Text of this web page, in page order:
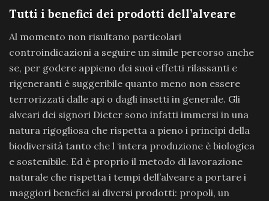
Tutti i benefici dei prodotti dell’alveare
Al momento non risultano particolari
controindicazioni a seguire un simile percorso anche
se, per godere appieno dei suoi effetti rilassanti e
rigeneranti è suggeribile quanto meno non essere
terrorizzati dalle api o dagli insetti in generale. Gli
alveari dei signori Dieter sono infatti immersi in una
natura rigogliosa che rispetta a pieno i principi della
biodiversità tanto che l ‘intera produzione è biologica
e sostenibile. Ed è proprio il metodo di lavorazione
naturale che rispetta i tempi dell’alveare a portare i
maggiori benefici ai diversi prodotti: propoli, un